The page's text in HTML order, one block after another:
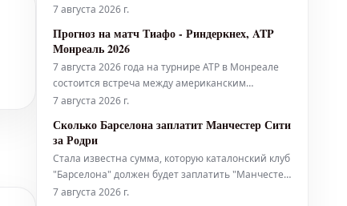
поединок обещает быть интересным, и мы
прогнозом. Анализ команд: "Интер" традиционно
является одним из сильнейших клубов,
демонстрируя стабильно высокие результаты в
нац
7 августа 2026 г.
Прогноз на матч Тиафо - Риндеркнех, ATP
Монреаль 2026
7 августа 2026 года на турнире ATP в Монреале
состоится встреча между американским
теннисистом Фрэнсисом Тиафо и французом
занимающий высокие позиции в мировом
рейтинге, является сильным соперником,
демонстрирующим уверенную игру на харде. Его
мощная под
7 августа 2026 г.
Сколько Барселона заплатит Манчестер Сити
за Родри
Стала известна сумма, которую каталонский клуб
"Барселона" должен будет заплатить "Манчестер
Сити" за полузащитника Родри. По последним
7 августа 2026 г.